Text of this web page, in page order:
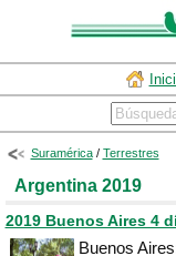
Suramérica/ Terrestres
Argentina 2019
2019 Buenos Aires 4
Buenos